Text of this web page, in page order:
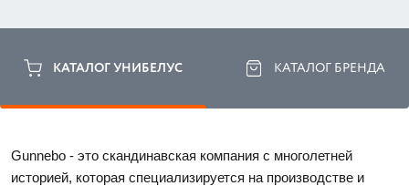
КАТАЛОГ УНИБЕЛУС КАТАЛОГ БРЕНДА
Gunnebo - это скандинавская компания с многолетней
историей, которая специализируется на производстве и